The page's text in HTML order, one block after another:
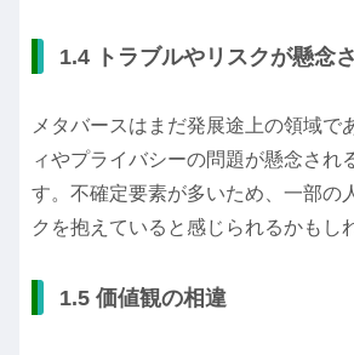
1.4 トラブルやリスクが懸念
メタバースはまだ発展途上の領域で
ィやプライバシーの問題が懸念され
す。不確定要素が多いため、一部の
クを抱えていると感じられるかもし
1.5 価値観の相違